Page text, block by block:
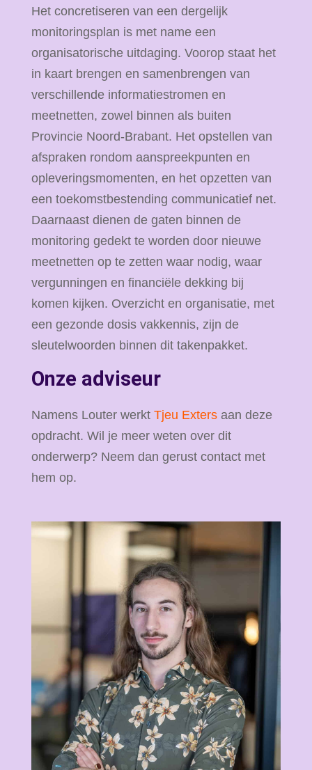
Het concretiseren van een dergelijk
monitoringsplan is met name een
organisatorische uitdaging. Voorop staat het
in kaart brengen en samenbrengen van
verschillende informatiestromen en
meetnetten, zowel binnen als buiten
Provincie Noord-Brabant. Het opstellen van
afspraken rondom aanspreekpunten en
opleveringsmomenten, en het opzetten van
een toekomstbestending communicatief net.
Daarnaast dienen de gaten binnen de
monitoring gedekt te worden door nieuwe
meetnetten op te zetten waar nodig, waar
vergunningen en financiële dekking bij
komen kijken. Overzicht en organisatie, met
een gezonde dosis vakkennis, zijn de
sleutelwoorden binnen dit takenpakket.
Onze adviseur
Namens Louter werkt Tjeu Extersaan deze
opdracht. Wil je meer weten over dit
onderwerp? Neem dan gerust contact met
hem op.